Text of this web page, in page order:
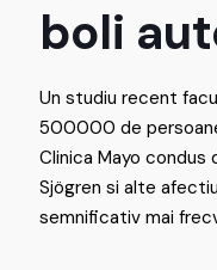
boli
Un studiu recent
500000 de
Clinica Mayo condus
Sjögren si alte
semnificativ mai